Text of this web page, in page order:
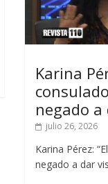
Karina
negado a
julio 26, 2026
Karina Pérez:
negado a dar